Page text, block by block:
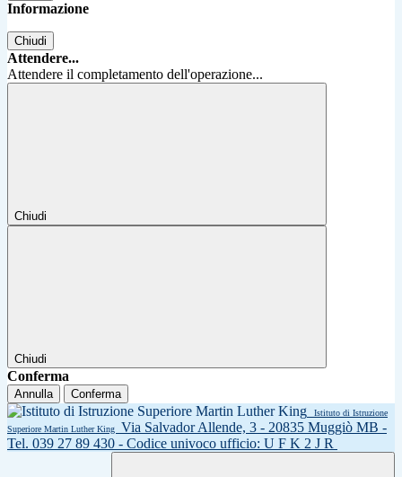
Informazione
Chiudi
Attendere...
Attendere il completamento dell'operazione...
Chiudi
Chiudi
Conferma
Annulla Conferma
Istituto di Istruzione
Superiore Martin Luther King
Via Salvador Allende, 3 - 20835 Muggiò MB -
Tel. 039 27 89 430 - Codice univoco ufficio: U F K 2 J R